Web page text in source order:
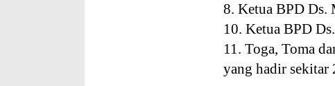
8. Ketua BPD
10. Ketua BPD
11. Toga, Toma
yang hadir sekitar